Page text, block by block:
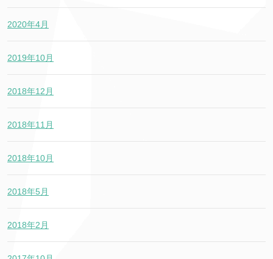
2020年4月
2019年10月
2018年12月
2018年11月
2018年10月
2018年5月
2018年2月